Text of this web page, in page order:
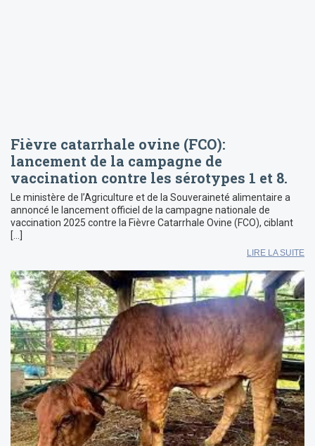
Fièvre catarrhale ovine (FCO):
lancement de la campagne de
vaccination contre les sérotypes 1 et 8.
Le ministère de l’Agriculture et de la Souveraineté alimentaire a
annoncé le lancement officiel de la campagne nationale de
vaccination 2025 contre la Fièvre Catarrhale Ovine (FCO), ciblant
[…]
LIRE LA SUITE